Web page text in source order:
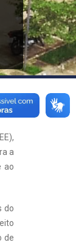
a
ao
do
de